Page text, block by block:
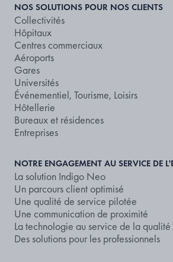
NOS SOLUTIONS POUR NOS CLIENTS
Collectivités
Hôpitaux
Centres commerciaux
Aéroports
Gares
Universités
Événementiel, Tourisme, Loisirs
Hôtellerie
Bureaux et résidences
Entreprises
NOTRE ENGAGEMENT AU SERVICE DE
La solution Indigo Neo
Un parcours client optimisé
Une qualité de service pilotée
Une communication de proximité
La technologie au service de la qualité
Des solutions pour les professionnels